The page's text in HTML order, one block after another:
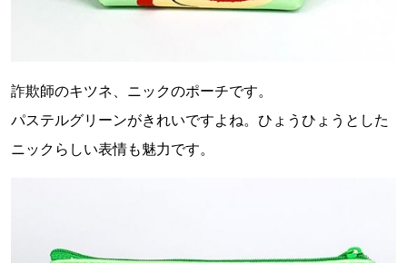
詐欺師のキツネ、ニックのポーチです。
パステルグリーンがきれいですよね。ひょうひょうとした
ニックらしい表情も魅力です。